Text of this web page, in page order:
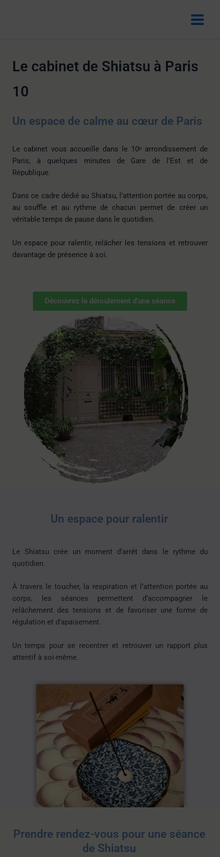
Le cabinet de Shiatsu à Paris
10
Un espace de calme au cœur de Paris
Le cabinet vous accueille dans le 10ᵉ arrondissement de
Paris, à quelques minutes de Gare de l’Est et de
République.
Dans ce cadre dédié au Shiatsu, l’attention portée au corps,
au souffle et au rythme de chacun permet de créer un
véritable temps de pause dans le quotidien.
Un espace pour ralentir, relâcher les tensions et retrouver
davantage de présence à soi.
Découvrez le déroulement d'une séance
Un espace pour ralentir
Le Shiatsu crée un moment d’arrêt dans le rythme du
quotidien.
À travers le toucher, la respiration et l’attention portée au
corps, les séances permettent d’accompagner le
relâchement des tensions et de favoriser une forme de
régulation et d’apaisement.
Un temps pour se recentrer et retrouver un rapport plus
attentif à soi-même.
Prendre rendez-vous pour une séance
de Shiatsu